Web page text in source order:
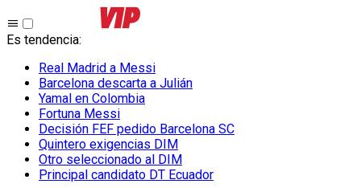
Es tendencia:
Real Madrid a Messi
Barcelona descarta a Julián
Yamal en Colombia
Fortuna Messi
Decisión FEF pedido Barcelona SC
Quintero exigencias DIM
Otro seleccionado al DIM
Principal candidato DT Ecuador